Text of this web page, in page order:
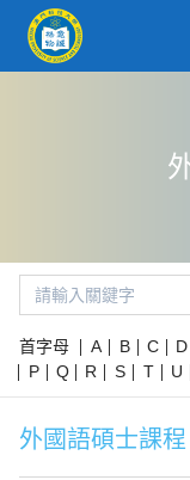
首字母 A B C D
P
Q R S T U
外國語碩士課程